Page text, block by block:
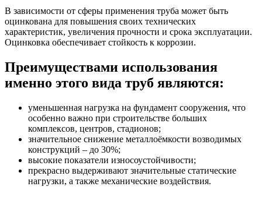
В зависимости от сферы применения труба может быть
оцинкована для повышения своих технических
характеристик, увеличения прочности и срока эксплуатации.
Оцинковка обеспечивает стойкость к коррозии.
Преимуществами использования
именно этого вида труб являются:
уменьшенная нагрузка на фундамент сооружения, что
особенно важно при строительстве больших
комплексов, центров, стадионов;
значительное снижение металлоёмкости возводимых
конструкций – до 30%;
высокие показатели износоустойчивости;
прекрасно выдерживают значительные статические
нагрузки, а также механические воздействия.